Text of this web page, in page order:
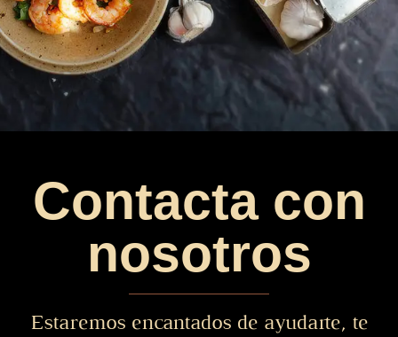
Contacta con
nosotros
Estaremos encantados de ayudarte, te